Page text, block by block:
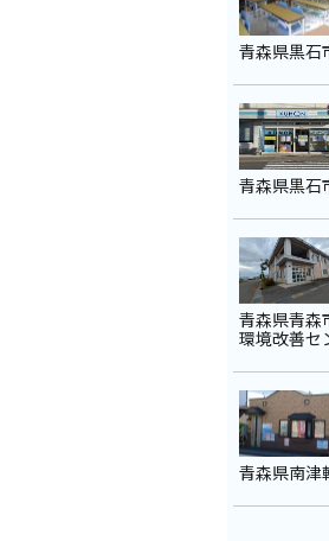
青森県黒石
青森県黒石
青森県青
環境改善セ
青森県南津